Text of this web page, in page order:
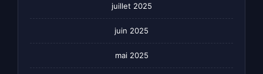
juillet 2025
juin 2025
mai 2025